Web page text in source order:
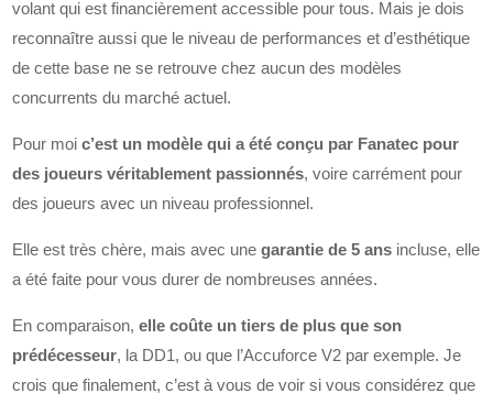
volant qui est financièrement accessible pour tous. Mais je dois
reconnaître aussi que le niveau de performances et d’esthétique
de cette base ne se retrouve chez aucun des modèles
concurrents du marché actuel.
Pour moi c’est un modèle qui a été conçu par Fanatec pour
des joueurs véritablement passionnés, voire carrément pour
des joueurs avec un niveau professionnel.
Elle est très chère, mais avec unegarantie de 5 ans incluse, elle
a été faite pour vous durer de nombreuses années.
En comparaison, elle coûte un tiers de plus que son
prédécesseur, la DD1, ou que l’Accuforce V2 par exemple. Je
crois que finalement, c’est à vous de voir si vous considérez que